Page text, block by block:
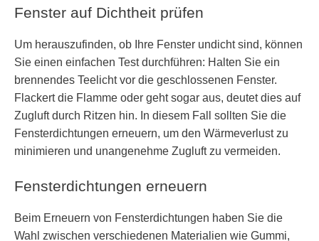
Fenster auf Dichtheit prüfen
Um herauszufinden, ob Ihre Fenster undicht sind, können
Sie einen einfachen Test durchführen: Halten Sie ein
brennendes Teelicht vor die geschlossenen Fenster.
Flackert die Flamme oder geht sogar aus, deutet dies auf
Zugluft durch Ritzen hin. In diesem Fall sollten Sie die
Fensterdichtungen erneuern, um den Wärmeverlust zu
minimieren und unangenehme Zugluft zu vermeiden.
Fensterdichtungen erneuern
Beim Erneuern von Fensterdichtungen haben Sie die
Wahl zwischen verschiedenen Materialien wie Gummi,